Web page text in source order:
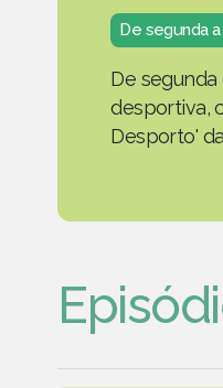
De segunda a
De
desportiva,
Desporto'